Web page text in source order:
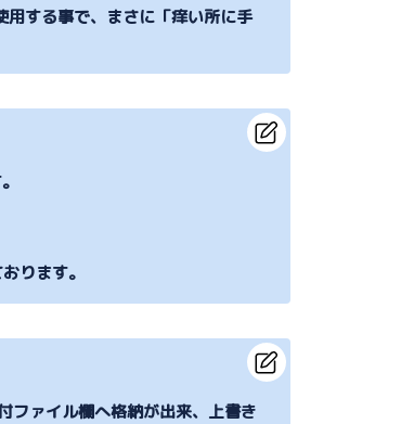
する事で、まさに「痒い所に手
ります。
ファイル欄へ格納が出来、上書き